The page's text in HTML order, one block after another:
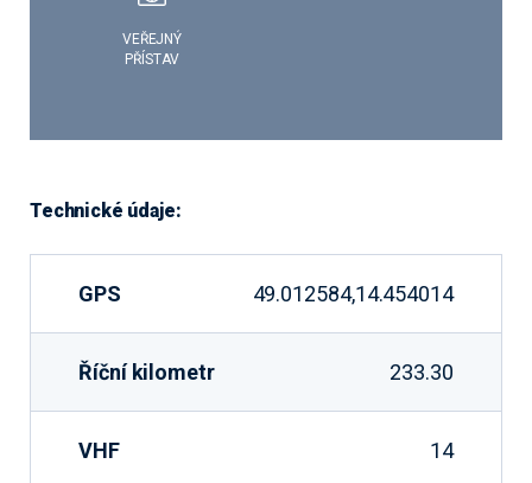
VEŘEJNÝ
PŘÍSTAV
Technické údaje:
GPS 49.012584,14.454014
Říční kilometr 233.30
VHF 14